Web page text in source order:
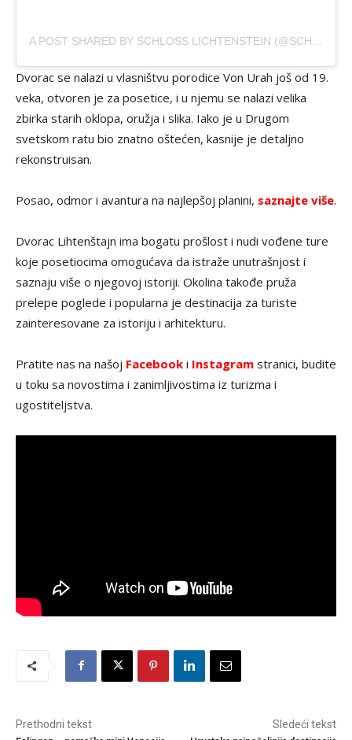
A POST SHARED BY SCHLOSS LICHTENSTEIN (@SCHLOSSLICHTENSTEIN)
Dvorac se nalazi u vlasništvu porodice Von Urah još od 19.
veka, otvoren je za posetice, i u njemu se nalazi velika
zbirka starih oklopa, oružja i slika. Iako je u Drugom
svetskom ratu bio znatno oštećen, kasnije je detaljno
rekonstruisan.
Posao, odmor i avantura na najlepšoj planini, saznajte više.
Dvorac Lihtenštajn ima bogatu prošlost i nudi vođene ture
koje posetiocima omogućava da istraže unutrašnjost i
saznaju više o njegovoj istoriji. Okolina takođe pruža
prelepe poglede i popularna je destinacija za turiste
zainteresovane za istoriju i arhitekturu.
Pratite nas na našoj Facebook i Instagram stranici, budite
u toku sa novostima i zanimljivostima iz turizma i
ugostiteljstva.
Prethodni tekst Sledeći tekst